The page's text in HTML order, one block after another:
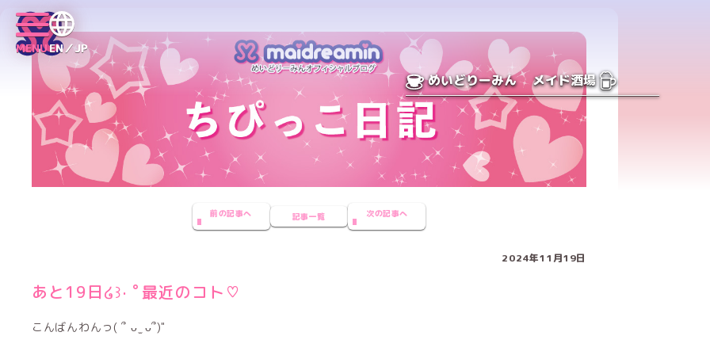
MENUEN／JP
めいどりーみん メイド酒場
前の記事へ 記事一覧 次の記事へ
2024年11月19日
あと19日໒꒱· ﾟ最近のコト♡
こんばんわんっ( ՞ ᴗ ̫ ᴗ՞)"